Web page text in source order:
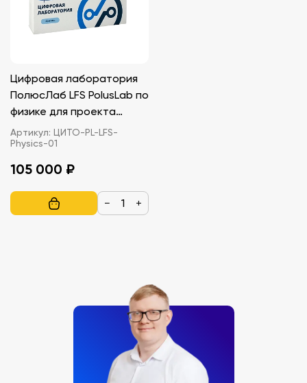
Цифровая лаборатория
ПолюсЛаб LFS PolusLab по
физике для проекта
“Точка роста”
Артикул: ЦИТО-PL-LFS-
Physics-01
105 000 ₽
− +